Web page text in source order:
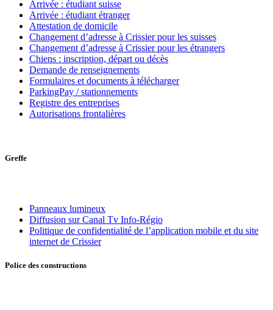
Arrivée : étudiant suisse
Arrivée : étudiant étranger
Attestation de domicile
Changement d’adresse à Crissier pour les suisses
Changement d’adresse à Crissier pour les étrangers
Chiens : inscription, départ ou décès
Demande de renseignements
Formulaires et documents à télécharger
ParkingPay / stationnements
Registre des entreprises
Autorisations frontalières
Greffe
Panneaux lumineux
Diffusion sur Canal Tv Info-Régio
Politique de confidentialité de l’application mobile et du site
internet de Crissier
Police des constructions